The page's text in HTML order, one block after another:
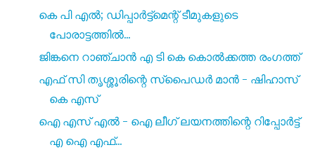
കെ പി എൽ; ഡിപ്പാർട്ട്മെന്റ് ടീമുകളുടെ
പോരാട്ടത്തിൽ...
ജിങ്കനെ റാഞ്ചാൻ എ ടി കെ കൊൽക്കത്ത രംഗത്ത്
എഫ് സി തൃശ്ശൂരിന്റെ സ്പൈഡർ മാൻ - ഷിഹാസ്
കെ എസ്‌
ഐ എസ്‌ എൽ - ഐ ലീഗ് ലയനത്തിന്റെ റിപ്പോർട്ട്
എ ഐ എഫ്...